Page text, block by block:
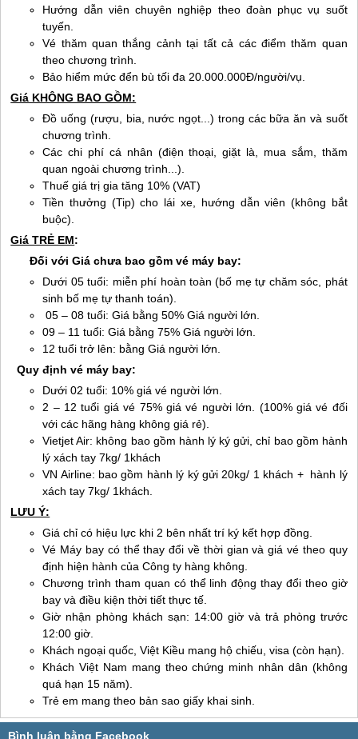
Hướng dẫn viên chuyên nghiệp theo đoàn phục vụ suốt
tuyến.
Vé thăm quan thắng cảnh tại tất cả các điểm thăm quan
theo chương trình.
Bảo hiểm mức đển bù tối đa 20.000.000Đ/người/vụ.
Giá KHÔNG BAO GỒM:
Đồ uống (rượu, bia, nước ngọt...) trong các bữa ăn và suốt
chương trình.
Các chi phí cá nhân (điện thoại, giặt là, mua sắm, thăm
quan ngoài chương trình...).
Thuế giá trị gia tăng 10% (VAT)
Tiền thưởng (Tip) cho lái xe, hướng dẫn viên (không bắt
buộc).
Giá TRẺ EM:
Đối với Giá chưa bao gồm vé máy bay:
Dưới 05 tuổi: miễn phí hoàn toàn (bố mẹ tự chăm sóc, phát
sinh bố mẹ tự thanh toán).
05 – 08 tuổi: Giá bằng 50% Giá người lớn.
09 – 11 tuổi: Giá bằng 75% Giá người lớn.
12 tuổi trở lên: bằng Giá người lớn.
Quy định vé máy bay:
Dưới 02 tuổi: 10% giá vé người lớn.
2 – 12 tuổi giá vé 75% giá vé người lớn. (100% giá vé đối
với các hãng hàng không giá rẻ).
Vietjet Air: không bao gồm hành lý ký gửi, chỉ bao gồm hành
lý xách tay 7kg/ 1khách
VN Airline: bao gồm hành lý ký gửi 20kg/ 1 khách + hành lý
xách tay 7kg/ 1khách.
LƯU Ý:
Giá chỉ có hiệu lực khi 2 bên nhất trí ký kết hợp đồng.
Vé Máy bay có thể thay đổi về thời gian và giá vé theo quy
định hiện hành của Công ty hàng không.
Chương trình tham quan có thể linh động thay đổi theo giờ
bay và điều kiện thời tiết thực tế.
Giờ nhận phòng khách sạn: 14:00 giờ và trả phòng trước
12:00 giờ.
Khách ngoại quốc, Việt Kiều mang hộ chiếu, visa (còn hạn).
Khách Việt Nam mang theo chứng minh nhân dân (không
quá hạn 15 năm).
Trẻ em mang theo bản sao giấy khai sinh.